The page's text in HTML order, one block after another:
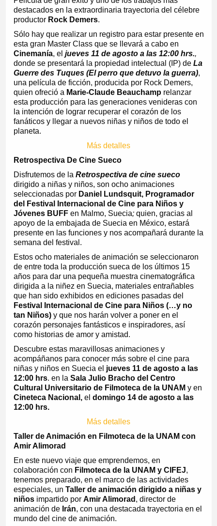
destacados en la extraordinaria trayectoria del célebre
productor Rock Demers.
Sólo hay que realizar un registro para estar presente en
esta gran Master Class que se llevará a cabo en
Cinemanía, el jueves 11 de agosto a las 12:00 hrs.,
donde se presentará la propiedad intelectual (IP) de La
Guerre des Tuques (El perro que detuvo la guerra),
una película de ficción, producida por Rock Demers,
quien ofreció a Marie-Claude Beauchamprelanzar
esta producción para las generaciones venideras con
la intención de lograr recuperar el corazón de los
fanáticos y llegar a nuevos niñas y niños de todo el
planeta.
Más detalles
Retrospectiva De Cine Sueco
Disfrutemos de la Retrospectiva de cine sueco
dirigido a niñas y niños, son ocho animaciones
seleccionadas por Daniel Lundsquit, Programador
del Festival Internacional de Cine para Niños y
Jóvenes BUFFen Malmo, Suecia; quien, gracias al
apoyo de la embajada de Suecia en México, estará
presente en las funciones y nos acompañará durante la
semana del festival.
Estos ocho materiales de animación se seleccionaron
de entre toda la producción sueca de los últimos 15
años para dar una pequeña muestra cinematográfica
dirigida a la niñez en Suecia, materiales entrañables
que han sido exhibidos en ediciones pasadas del
Festival Internacional de Cine para Niños (…y no
tan Niños)y que nos harán volver a poner en el
corazón personajes fantásticos e inspiradores, así
como historias de amor y amistad.
Descubre estas maravillosas animaciones y
acompáñanos para conocer más sobre el cine para
niñas y niños en Suecia el jueves 11 de agosto a las
12:00 hrs. en la Sala Julio Bracho del Centro
Cultural Universitario de Filmoteca de la UNAM y en
Cineteca Nacional, el domingo 14 de agosto a las
12:00 hrs.
Más detalles
Taller de Animación en Filmoteca de la UNAM con
Amir Alimorad
En este nuevo viaje que emprendemos, en
colaboración con Filmoteca de la UNAM y CIFEJ,
tenemos preparado, en el marco de las actividades
especiales, un Taller de animación dirigido a niñas y
niñosimpartido por Amir Alimorad , director de
animación de Irán, con una destacada trayectoria en el
mundo del cine de animación.